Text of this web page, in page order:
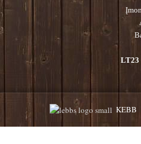
LT23
KEBB